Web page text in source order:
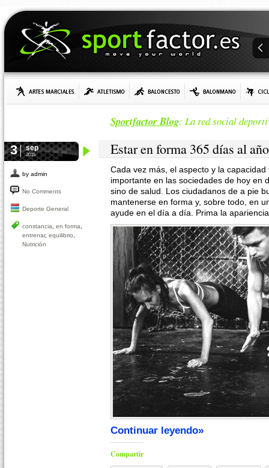
Sportfactor Blog: La red social
3 sep
2015
by admin
No Comments
Deporte General
constancia en forma
entrenar, equilibrio
Nutrición
Estar en forma 365 días al año
Cada vez más, el aspecto y la
importante en las sociedades de hoy en
sino de salud. Los ciudadanos de a pie
mantenerse en forma y, sobre todo, en
ayude en el día a día. Prima la
Continuar leyendo»
Compartir